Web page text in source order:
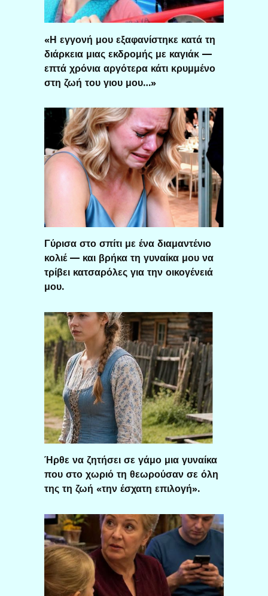
«Η εγγονή μου εξαφανίστηκε κατά τη
διάρκεια μιας εκδρομής με καγιάκ —
επτά χρόνια αργότερα κάτι κρυμμένο
στη ζωή του γιου μου…»
Γύρισα στο σπίτι με ένα διαμαντένιο
κολιέ — και βρήκα τη γυναίκα μου να
τρίβει κατσαρόλες για την οικογένειά
μου.
Ήρθε να ζητήσει σε γάμο μια γυναίκα
που στο χωριό τη θεωρούσαν σε όλη
της τη ζωή «την έσχατη επιλογή».